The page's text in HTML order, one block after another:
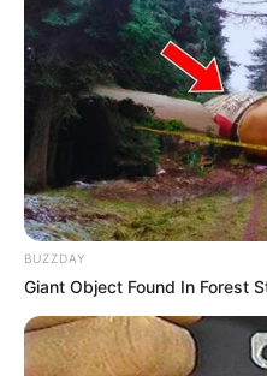
BUZZDAY
Giant Object Found In Forest